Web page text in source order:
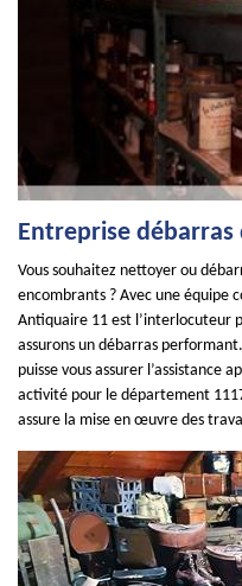
Entreprise débarras
Vous souhaitez nettoyer ou
encombrants ? Avec une équipe
Antiquaire 11 est l’interlocuteur
assurons un débarras
puisse vous assurer l’assistance
activité pour le département
assure la mise en œuvre des